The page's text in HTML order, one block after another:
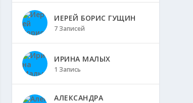
ИЕРЕЙ БОРИС ГУЩИН
7 Записей
ИРИНА МАЛЫХ
1 Запись
АЛЕКСАНДРА